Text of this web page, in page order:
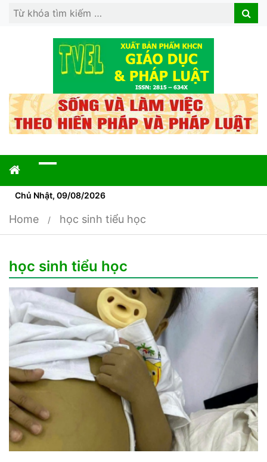
Search
Search
Chủ Nhật, 09/08/2026
Home học sinh tiểu học
học sinh tiểu học